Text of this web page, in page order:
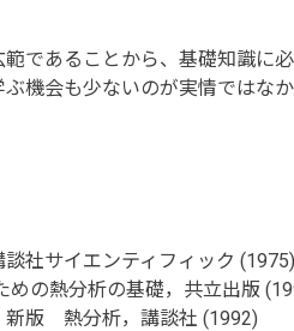
であることから、基礎知識に
機会も少ないのが実情ではな
社サイエンティフィック (1975)
めの熱分析の基礎，共立出版
新版 熱分析，講談社 (1992)